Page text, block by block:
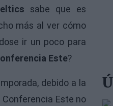
sabe que es
más al ver cómo
ir un poco para
Este?
debido a la
Conferencia Este no